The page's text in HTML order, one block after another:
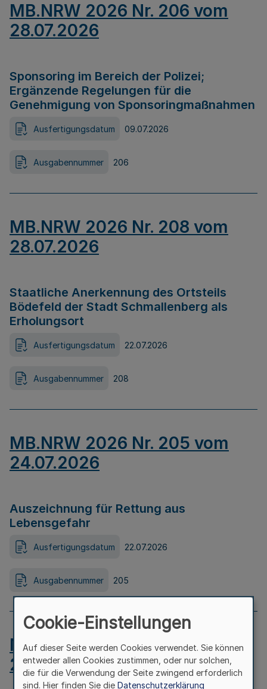
MB.NRW 2026 Nr. 206 vom
28.07.2026
Sponsoring im Bereich der Polizei;
Ergänzende Regelungen für die
Genehmigung von Sponsoringmaßnahmen
Ausfertigungsdatum 09.07.2026
Ausgabennummer 206
MB.NRW 2026 Nr. 208 vom
28.07.2026
Staatliche Anerkennung des Ortsteils
Bödefeld der Stadt Schmallenberg als
Erholungsort
Ausfertigungsdatum 22.07.2026
Ausgabennummer 208
MB.NRW 2026 Nr. 205 vom
24.07.2026
Auszeichnung für Rettung aus
Lebensgefahr
Ausfertigungsdatum 22.07.2026
Ausgabennummer 205
MB.NRW 2026 Nr. 204 vom
24.07.2026
Cookie-Einstellungen
Auf dieser Seite werden Cookies verwendet. Sie können
entweder allen Cookies zustimmen, oder nur solchen,
die für die Verwendung der Seite zwingend erforderlich
sind. Hier finden Sie die Datenschutzerklärung